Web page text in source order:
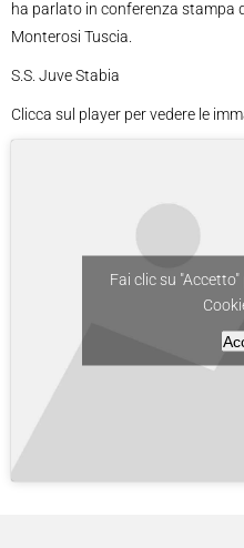
ha parlato in conferenza stampa
Monterosi Tuscia.
S.S. Juve Stabia
Clicca sul player per vedere le
Fai clic su